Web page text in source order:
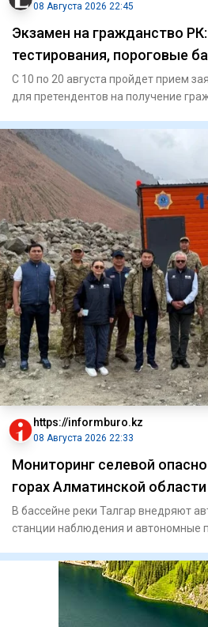
08 Августа 2026 22:45
Экзамен на гражданство
тестирования, пороговые
С 10 по 20 августа пройдет прием
для претендентов на получение
https://informburo.kz
08 Августа 2026 22:33
Мониторинг селевой
горах Алматинской области
В бассейне реки Талгар внедряют
станции наблюдения и автономные